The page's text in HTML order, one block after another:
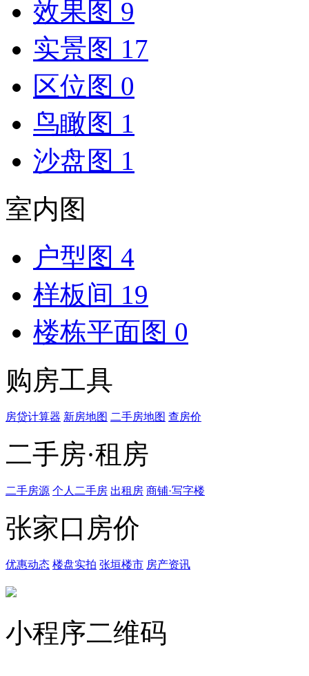
效果图 9
实景图 17
区位图 0
鸟瞰图 1
沙盘图 1
室内图
户型图 4
样板间 19
楼栋平面图 0
购房工具
房贷计算器 新房地图 二手房地图 查房价
二手房·租房
二手房源 个人二手房 出租房 商铺·写字楼
张家口房价
优惠动态 楼盘实拍 张垣楼市 房产资讯
小程序二维码